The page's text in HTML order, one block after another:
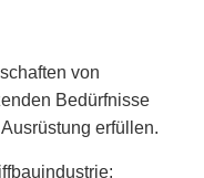
von
Bedürfnisse
erfüllen.